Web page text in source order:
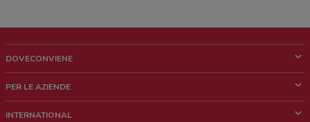
DOVECONVIENE
Chi siamo
PER LE AZIENDE
INTERNATIONAL